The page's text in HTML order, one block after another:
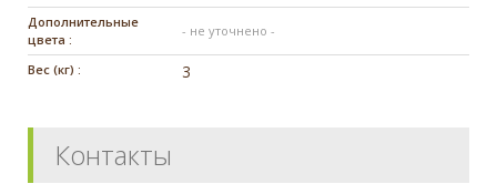
Дополнительные
цвета :
- не уточнено -
Вес (кг) : 3
Контакты